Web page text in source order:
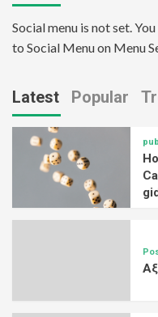
Social menu is not set.
to Social Menu on Menu
Latest Popular